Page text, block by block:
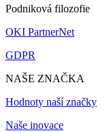
Podniková filozofie
OKI PartnerNet
GDPR
NAŠE ZNAČKA
Hodnoty naší značky
Naše inovace